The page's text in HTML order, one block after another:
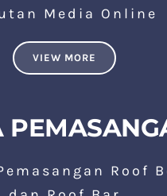
Media Online
VIEW MORE
Roof